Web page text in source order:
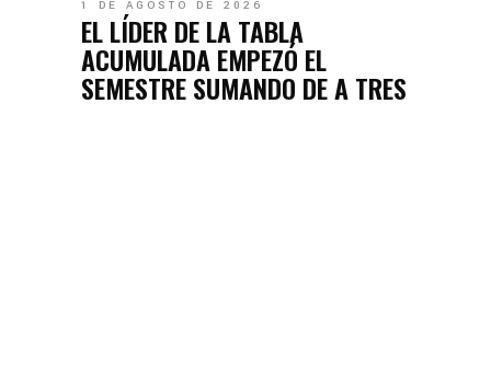
1 DE AGOSTO DE 2026
EL LÍDER DE LA TABLA
ACUMULADA EMPEZÓ EL
SEMESTRE SUMANDO DE A TRES